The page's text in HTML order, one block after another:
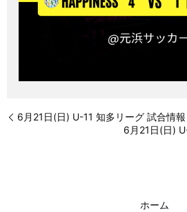
6月21日(日) U-11 知多リーグ 試合情報
6月21日(日)
ホーム